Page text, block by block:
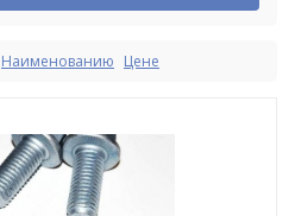
Наименованию Цене